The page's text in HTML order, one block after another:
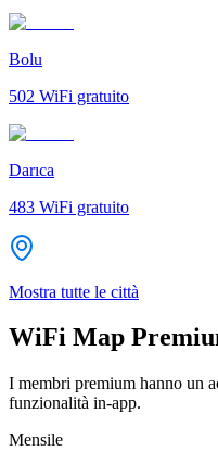
Bolu
502 WiFi gratuito
Darıca
483 WiFi gratuito
Mostra tutte le città
WiFi Map
I membri premium hanno un
funzionalità in-app.
Mensile